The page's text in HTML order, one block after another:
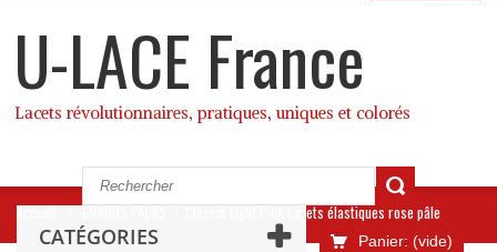
U-LACE France
Lacets révolutionnaires, pratiques, uniques et colorés
Panier: (vide)
CATÉGORIES
Accueil > GRANDS PACKS > Classic Light Pink Lacets élastiques rose pâle